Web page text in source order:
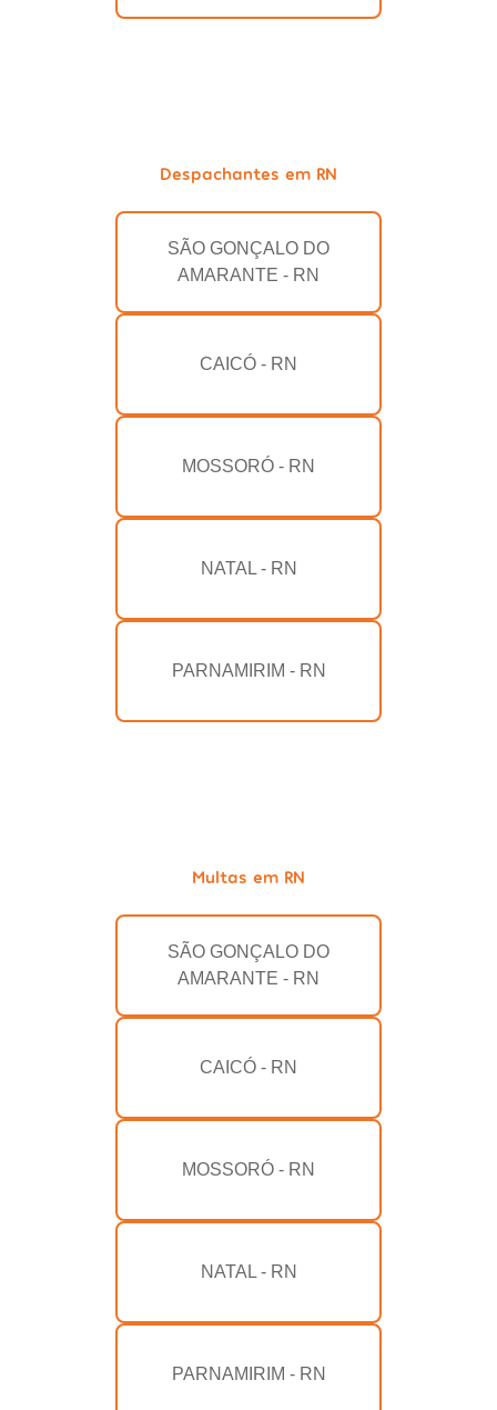
Despachantes em RN
SÃO GONÇALO DO
AMARANTE - RN
CAICÓ - RN
MOSSORÓ - RN
NATAL - RN
PARNAMIRIM - RN
Multas em RN
SÃO GONÇALO DO
AMARANTE - RN
CAICÓ - RN
MOSSORÓ - RN
NATAL - RN
PARNAMIRIM - RN